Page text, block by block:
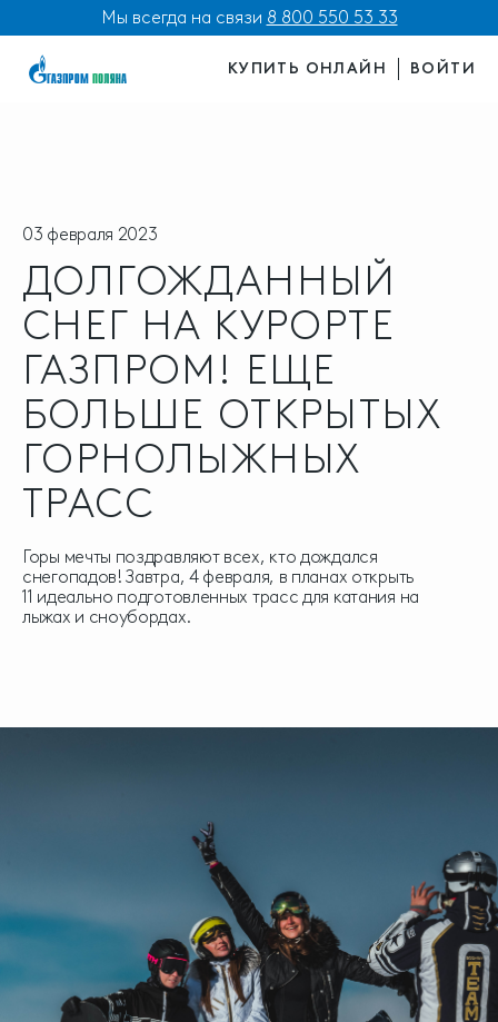
Мы всегда на связи 8 800 550 53 33
КУПИТЬ ОНЛАЙН ВОЙТИ
03 февраля 2023
ДОЛГОЖДАННЫЙ
СНЕГ НА КУРОРТЕ
ГАЗПРОМ! ЕЩЕ
БОЛЬШЕ ОТКРЫТЫХ
ГОРНОЛЫЖНЫХ
ТРАСС
Горы мечты поздравляют всех, кто дождался
снегопадов! Завтра, 4 февраля, в планах открыть
11 идеально подготовленных трасс для катания на
лыжах и сноубордах.